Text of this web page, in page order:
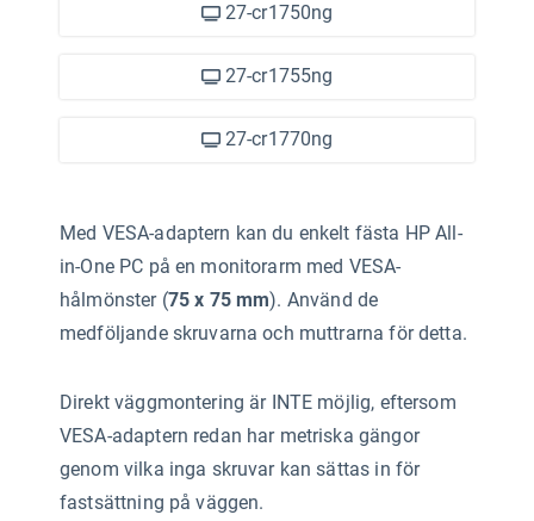
27-cr1750ng
27-cr1755ng
27-cr1770ng
Med VESA-adaptern kan du enkelt fästa HP All-
in-One PC på en monitorarm med VESA-
hålmönster (75 x 75 mm). Använd de
medföljande skruvarna och muttrarna för detta.
Direkt väggmontering är INTE möjlig, eftersom
VESA-adaptern redan har metriska gängor
genom vilka inga skruvar kan sättas in för
fastsättning på väggen.